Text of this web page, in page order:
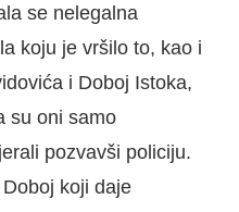
se nelegalna
koju je vršilo to, kao i
i Doboj Istoka,
su oni samo
pozvavši policiju.
koji daje